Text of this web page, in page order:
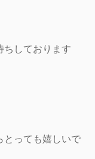
ちしております
とっても嬉しいで